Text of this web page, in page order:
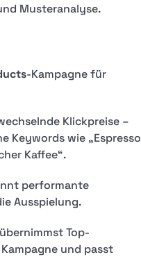
Musteranalyse.
-Kampagne für
Klickpreise –
Keywords wie „Espresso
Kaffee“.
performante
Ausspielung.
Top-
und passt